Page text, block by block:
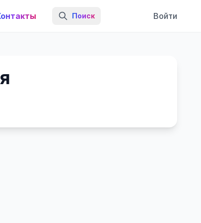
Поиск Войти